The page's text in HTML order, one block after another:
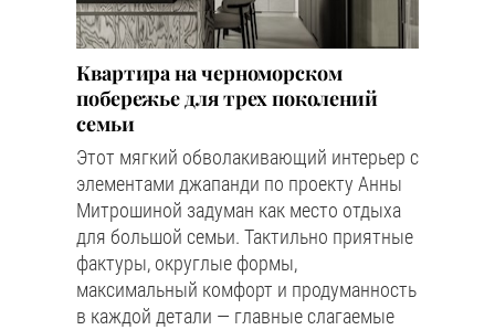
Квартира на черноморском
побережье для трех поколений
семьи
Этот мягкий обволакивающий интерьер с
элементами джапанди по проекту Анны
Митрошиной задуман как место отдыха
для большой семьи. Тактильно приятные
фактуры, округлые формы,
максимальный комфорт и продуманность
в каждой детали — главные слагаемые